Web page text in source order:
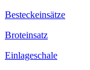
Besteckeinsätze
Broteinsatz
Einlageschale